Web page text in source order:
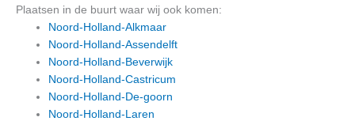
Plaatsen in de buurt waar wij ook komen:
Noord-Holland-Alkmaar
Noord-Holland-Assendelft
Noord-Holland-Beverwijk
Noord-Holland-Castricum
Noord-Holland-De-goorn
Noord-Holland-Laren